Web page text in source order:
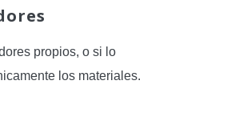
propios, o si lo
los materiales.